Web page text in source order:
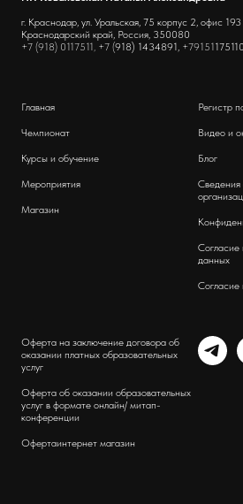
г. Краснодар, ул. Уральская, 75 корпус 2, офис 193
Краснодарский край, Россия, 350080
+7 (918) 0117511, +7 (918) 1434891, +79151175110
Главная
Чемпионат
Курсы и обучение
Мероприятия
Магазин
Регистр
Видео и
Блог
Сведения
Согласие
данных
Согласие
Оферта на заключение договора об
оказании платных образовательных
услуг
Оферта об оказании образовательных
услуг в формате онлайн/ митап-
конференции
Офертаинтернет магазин